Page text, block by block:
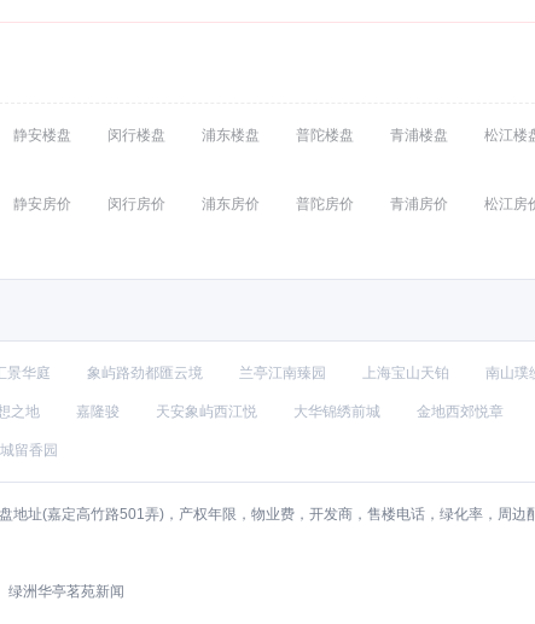
静安楼盘 闵行楼盘 浦东楼盘 普陀楼盘 青浦楼盘 松江楼
静安房价 闵行房价 浦东房价 普陀房价 青浦房价 松江房
景华庭 象屿路劲都匯云境 兰亭江南臻园 上海宝山天铂 南山璞
之地 嘉隆骏 天安象屿西江悦 大华锦绣前城 金地西郊悦章
留香园
址(嘉定高竹路501弄)，产权年限，物业费，开发商，售楼电话，绿化率，周边
绿洲华亭茗苑新闻